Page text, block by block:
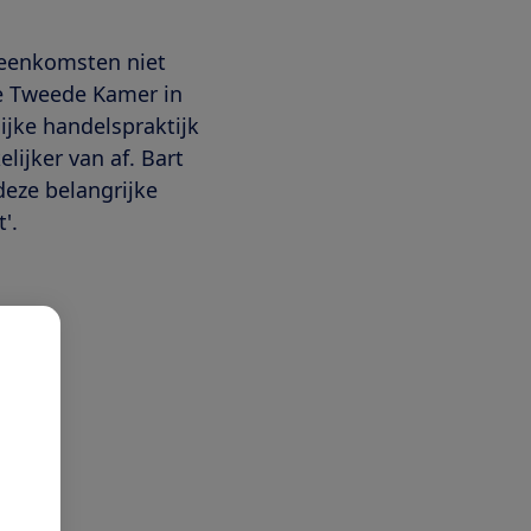
niet
Kamer in
handelspraktijk
van af. Bart
belangrijke
is